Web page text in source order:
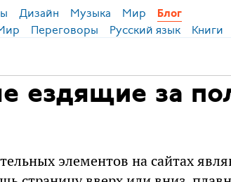
Дизайн Музыка Мир Блог
Переговоры Русский язык Книги
ездящие за
элементов на сайтах